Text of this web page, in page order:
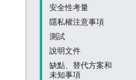
安全性考量
隱私權注意事項
測試
說明文件
缺點、替代方案和
未知事項